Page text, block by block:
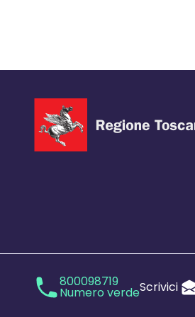
800098719
Numero verdeScrivici